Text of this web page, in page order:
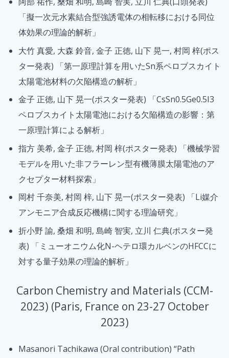
「擬一次元水素結合型強誘電体の相転移における同位
体効果の理論的解析」
大竹 真愛, 大森 鈴音, 金子 正徳, 山下 晃一, 村岡 梓(ポス
ター発表) 「第一原理計算を用いたSn系ペロブスカイト
太陽電池材料の欠陥構造の解析」
金子 正徳, 山下 晃一(ポスター発表) 「CsSn0.5Ge0.5I3
ペロブスカイト太陽電池における欠陥構造の影響：第
一原理計算による解析」
指方 美希, 金子 正徳, 村岡 梓(ポスター発表) 「機械学習
モデルを用いた非フラーレン型有機薄膜太陽電池のア
クセプター材料探索」
岡村 千奈美, 村岡 梓, 山下 晃一(ポスター発表) 「Li媒介
アンモニア合成反応機構に関する理論研究」
折小野 諭, 桑畑 和明, 島崎 智実, 立川 仁典(ポスター発
表) 「ミューオニウム化N-ヘテロ環カルベンのHFCCに
対する量子効果の理論的解析」
Carbon Chemistry and Materials (CCM-
2023) (Paris, France on 23-27 October
2023)
Masanori Tachikawa (Oral contribution) “Path